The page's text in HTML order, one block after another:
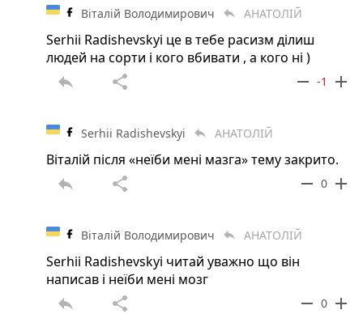
Віталій Володимирович reply АНАТОЛІЙ
Serhii Radishevskyi це в тебе расизм ділиш
людей на сорти і кого вбивати , а кого ні )
reply share remove -1 add
Serhii Radishevskyi reply АНАТОЛІЙ
Віталій після «неїби мені мазга» тему закрито.
reply share remove 0 add
Віталій Володимирович reply АНАТОЛІЙ
Serhii Radishevskyi читай уважно що він
написав і неїби мені мозг
reply share remove 0 add